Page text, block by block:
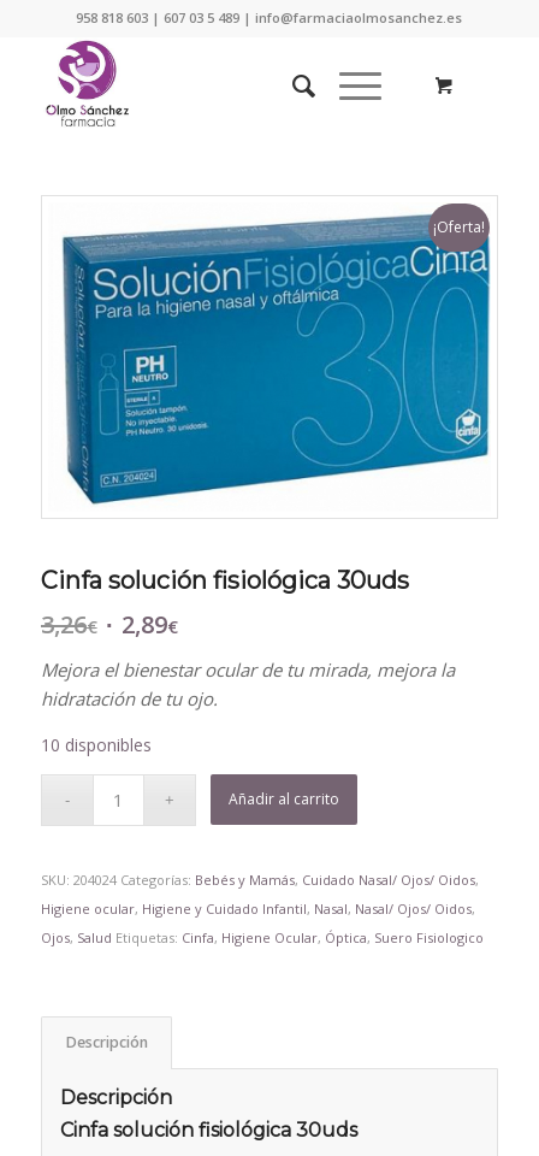
958 818 603 | 607 03 5 489 | info@farmaciaolmosanchez.es
¡Oferta!
Cinfa solución fisiológica 30uds
3,26€ El
original
era:
3,26€.
2,89€El
actual
es:
Mejora el bienestar ocular de tu mirada, mejora la
hidratación de tu ojo.
10 disponibles
Añadir al carrito
SKU: 204024 Categorías: Bebés y Mamás, Cuidado Nasal/ Ojos/ Oidos,
Higiene ocular, Higiene y Cuidado Infantil, Nasal, Nasal/ Ojos/ Oidos,
Ojos, Salud Etiquetas: Cinfa, Higiene Ocular, Óptica, Suero Fisiologico
Descripción
Descripción
Cinfa solución fisiológica 30uds